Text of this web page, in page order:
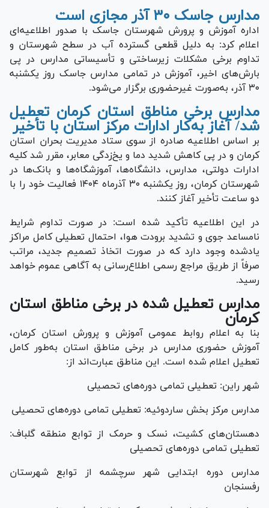
مدارس جاسک ۳۰ آذر مجازی است
اداره آموزش و پرورش شهرستان جاسک با صدور اطلاعیه‌ای
اعلام کرد: به دلیل قطعی گسترده آب در سطح شهرستان و
تداوم برخی مشکلات زیرساختی و تأسیساتی مدارس در پی
بارش‌های اخیر، آموزش در تمامی مدارس جاسک روز یکشنبه
۳۰ آذر، به‌صورت غیرحضوری برگزار می‌شود.
مدارس برخی مناطق استان کرمان تعطیل
شد/ آغاز به‌کار ادارات مرکز استان با تأخیر
بر اساس اطلاعیه صادره از سوی ستاد مدیریت بحران استان
کرمان و در پی کاهش شدید دما و یخ‌زدگی معابر، مقرر شد کلیه
ادارات دولتی، مدارس، دانشگاه‌ها، آموزشگاه‌ها و بانک‌ها در
شهرستان کرمان، روز یکشنبه ۳۰ آذرماه ۱۴۰۴ فعالیت خود را با
دو ساعت تأخیر آغاز کنند.
در این اطلاعیه تأکید شده است: در صورت تداوم شرایط
نامساعد جوی و تشدید برودت هوا، احتمال تعطیلی کامل مراکز
یادشده وجود دارد که در صورت اتخاذ تصمیم جدید، مراتب
صرفاً از طریق مراجع رسمی اطلاع‌رسانی به آگاهی عموم خواهد
رسید.
مدارس تعطیل شده در برخی مناطق استان
کرمان
بنا به اعلام روابط عمومی آموزش و پرورش استان کرمان،
آموزش حضوری مدارس در برخی مناطق استان به‌طور کامل
تعطیل اعلام شده است. این مناطق عبارت‌اند از:
شهر راین: تعطیلی تمامی دوره‌های تحصیلی
مدارس مرکز بخش ساردوئیه: تعطیلی تمامی دوره‌های تحصیلی
دهستان‌های کشیت، نسک و حرمک از توابع منطقه گلباف:
تعطیلی تمامی دوره‌های تحصیلی
مدارس دوره ابتدایی شهر سرچشمه از توابع شهرستان
رفسنجان